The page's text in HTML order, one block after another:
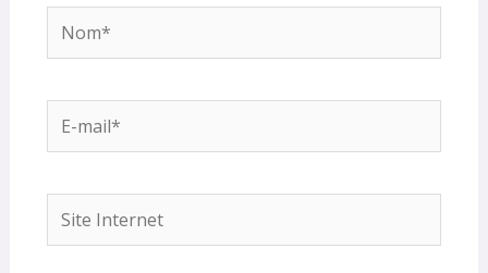
Nom*
mail*
Site
Internet